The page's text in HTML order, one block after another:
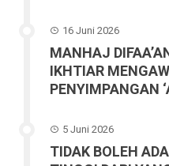
16 Juni 2026
MANHAJ
IKHTIAR
PENYIMPANGAN
5 Juni 2026
TIDAK BOLEH